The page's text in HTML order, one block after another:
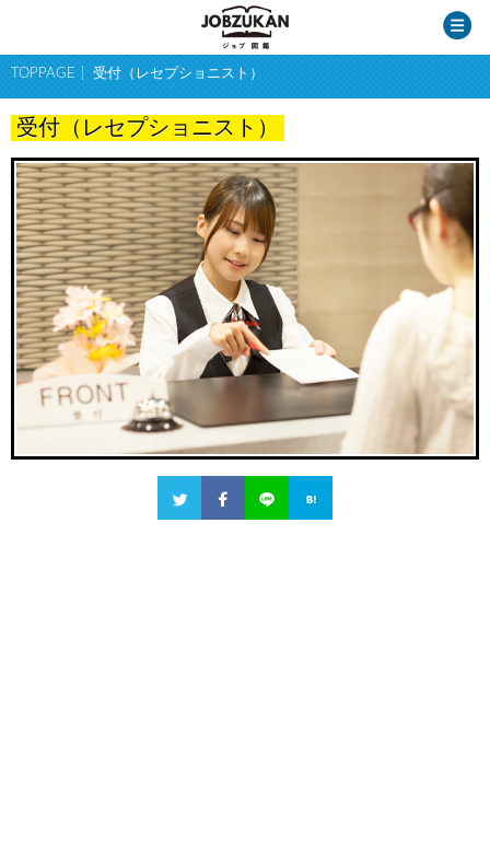
TOPPAGE 受付（レセプショニスト）
受付（レセプショニスト）